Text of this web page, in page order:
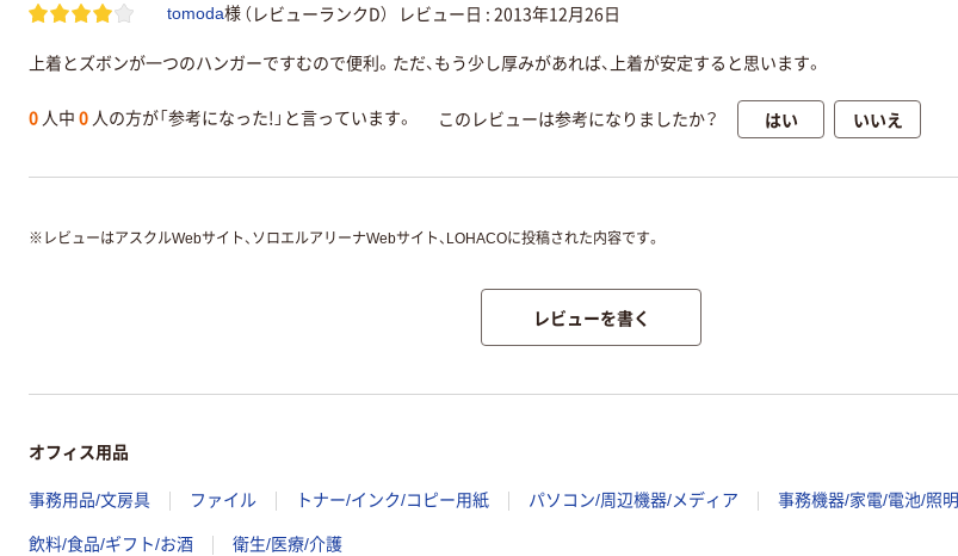
tomoda様 （レビューランクD） レビュー日 : 2013年12月26日
上着とズボンが一つのハンガーですむので便利。ただ、もう少し厚みがあれば、上着が安定すると思います。
0 人中 0 人の方が「参考になった!」と言っています。 このレビューは参考になりましたか？ はい いいえ
※ レビューはアスクルWebサイト、ソロエルアリーナWebサイト、LOHACOに投稿された内容です。
レビューを書く
オフィス用品
事務用品/文房具 ファイル トナー/インク/コピー用紙 パソコン/周辺機器/メディア 事務機器/家電/電池/照明
飲料/食品/ギフト/お酒 衛生/医療/介護